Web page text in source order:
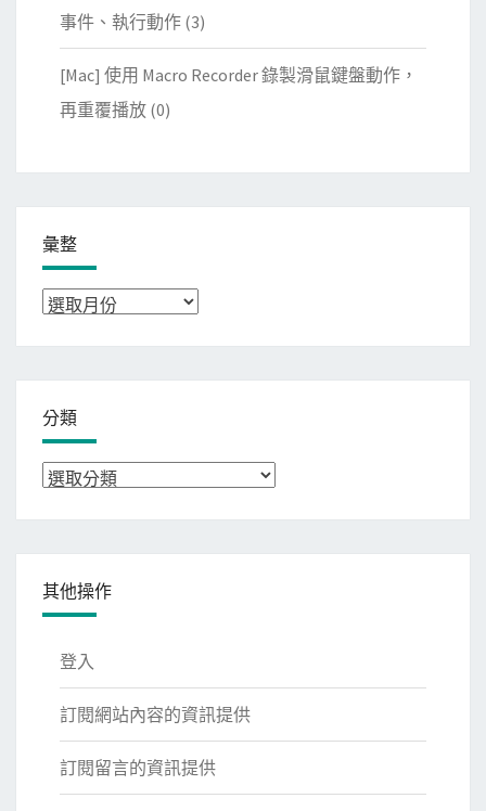
事件、執行動作 (3)
[Mac] 使用 Macro Recorder 錄製滑鼠鍵盤動作，
再重覆播放 (0)
彙整
彙
分類
分
其他操作
登入
訂閱網站內容的資訊提供
訂閱留言的資訊提供